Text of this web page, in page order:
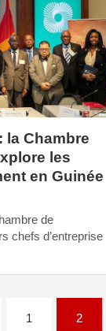
la Chambre
les
en Guinée
de
chefs d’entreprise
1 2